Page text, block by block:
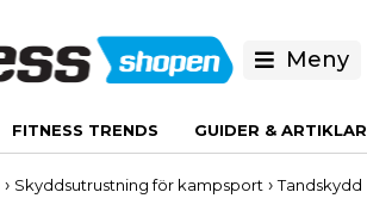
Meny
FITNESS TRENDS GUIDER & ARTIKLAR
› Skyddsutrustning för kampsport›Tandskydd